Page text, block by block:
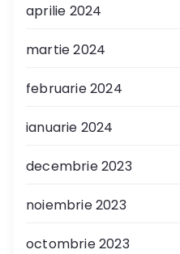
aprilie 2024
martie 2024
februarie 2024
ianuarie 2024
decembrie 2023
noiembrie 2023
octombrie 2023